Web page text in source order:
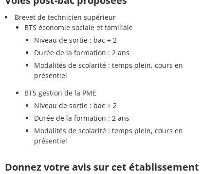
Brevet de technicien supérieur
BTS économie sociale et familiale
Niveau de sortie : bac + 2
Durée de la formation : 2 ans
Modalités de scolarité : temps plein, cours en
présentiel
BTS gestion de la PME
Niveau de sortie : bac + 2
Durée de la formation : 2 ans
Modalités de scolarité : temps plein, cours en
présentiel
Donnez votre avis sur cet établissement